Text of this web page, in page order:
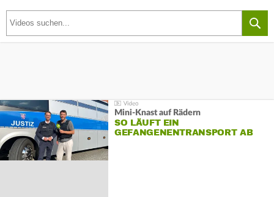
Mini-Knast auf Rädern
SO LÄUFT EIN
GEFANGENENTRANSPORT AB